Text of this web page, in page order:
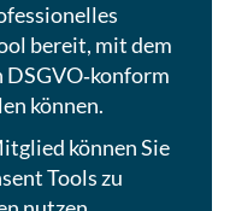
bereit, mit dem
können.
können Sie
Tools zu